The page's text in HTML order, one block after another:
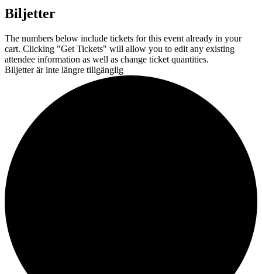
Biljetter
The numbers below include tickets for this event already in your
cart. Clicking "Get Tickets" will allow you to edit any existing
attendee information as well as change ticket quantities.
Biljetter är inte längre tillgänglig